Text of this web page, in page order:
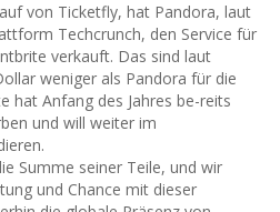
von Ticketfly, hat Pandora, laut
Techcrunch, den Service für
verkauft. Das sind laut
weniger als Pandora für die
hat Anfang des Jahres be-reits
und will weiter im
Summe seiner Teile, und wir
und Chance mit dieser